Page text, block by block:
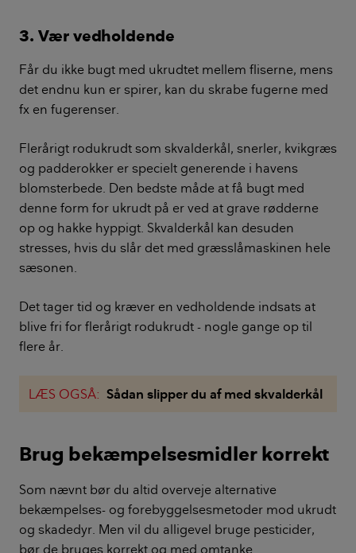
3. Vær vedholdende
Får du ikke bugt med ukrudtet mellem fliserne, mens
det endnu kun er spirer, kan du skrabe fugerne med
fx en fugerenser.
Flerårigt rodukrudt som skvalderkål, snerler, kvikgræs
og padderokker er specielt generende i havens
blomsterbede. Den bedste måde at få bugt med
denne form for ukrudt på er ved at grave rødderne
op og hakke hyppigt. Skvalderkål kan desuden
stresses, hvis du slår det med græsslåmaskinen hele
sæsonen.
Det tager tid og kræver en vedholdende indsats at
blive fri for flerårigt rodukrudt - nogle gange op til
flere år.
LÆS OGSÅ: Sådan slipper du af med skvalderkål
Brug bekæmpelsesmidler korrekt
Som nævnt bør du altid overveje alternative
bekæmpelses- og forebyggelsesmetoder mod ukrudt
og skadedyr. Men vil du alligevel bruge pesticider,
bør de bruges korrekt og med omtanke.